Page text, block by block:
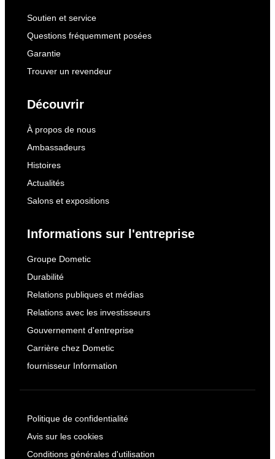
Soutien et service
Questions fréquemment posées
Garantie
Trouver un revendeur
Découvrir
À propos de nous
Ambassadeurs
Histoires
Actualités
Salons et expositions
Informations sur l'entreprise
Groupe Dometic
Durabilité
Relations publiques et médias
Relations avec les investisseurs
Gouvernement d'entreprise
Carrière chez Dometic
fournisseur Information
Politique de confidentialité
Avis sur les cookies
Conditions générales d'utilisation